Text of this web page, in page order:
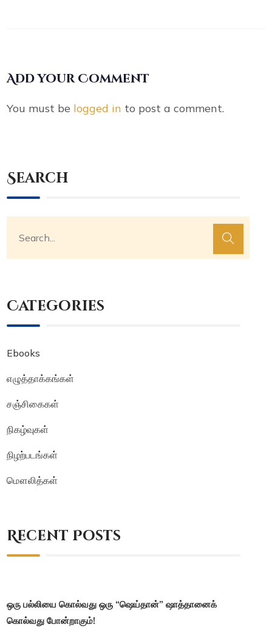
Add your Comment
You must be logged in to post a comment.
Search
Categories
Ebooks
எழுத்தாக்கங்கள்
சஞ்சிகைகள்
நிகழ்வுகள்
நிழற்படங்கள்
மௌலித்கள்
Recent Posts
ஒரு பல்லியை கொல்வது ஒரு “ஷெய்தான்” ஷாத்தானைக்
கொல்வது போன்றாகும்!